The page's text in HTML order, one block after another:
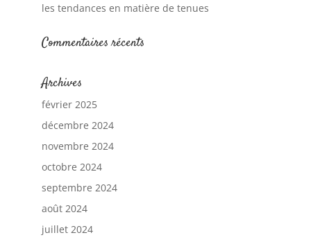
les tendances en matière de tenues
Commentaires récents
Archives
février 2025
décembre 2024
novembre 2024
octobre 2024
septembre 2024
août 2024
juillet 2024